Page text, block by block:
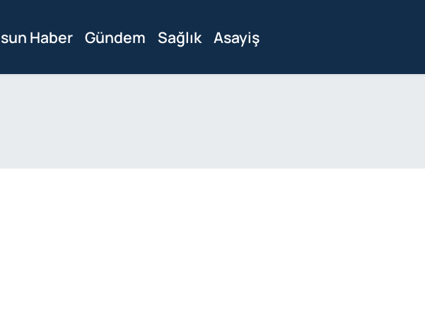
Haber Gündem Sağlık Asayiş